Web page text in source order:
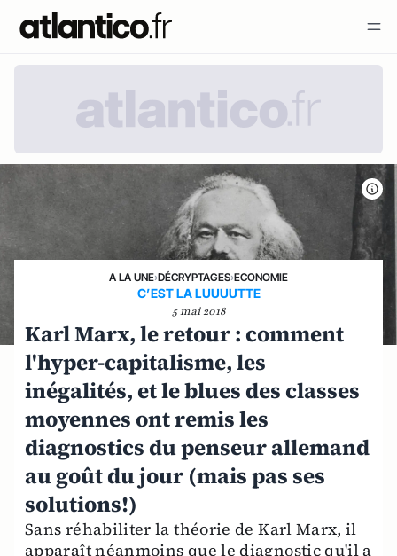
A LA UNE›DÉCRYPTAGES›ECONOMIE
C’EST LA LUUUUTTE
5 mai 2018
Karl Marx, le retour : comment
l'hyper-capitalisme, les
inégalités, et le blues des classes
moyennes ont remis les
diagnostics du penseur allemand
au goût du jour (mais pas ses
solutions!)
Sans réhabiliter la théorie de Karl Marx, il
apparaît néanmoins que le diagnostic qu'il a